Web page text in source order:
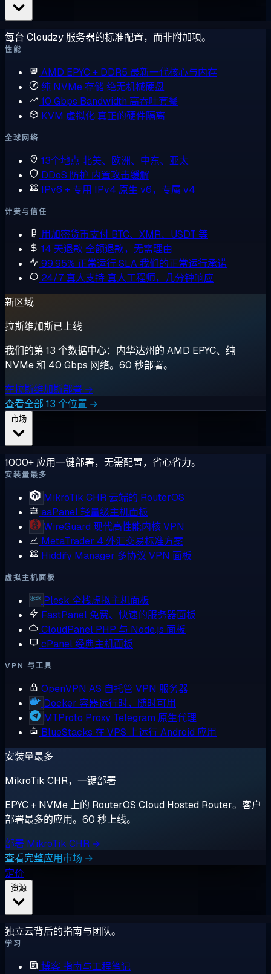
每台 Cloudzy 服务器的标准配置，而非附加项。
性能
AMD EPYC + DDR5 最新一代核心与内存
纯 NVMe 存储绝无机械硬盘
10 Gbps Bandwidth 高吞吐套餐
KVM 虚拟化 真正的硬件隔离
全球网络
13个地点 北美、欧洲、中东、亚太
DDoS 防护 内置攻击缓解
IPv6 + 专用 IPv4 原生 v6，专属 v4
计费与信任
用加密货币支付 BTC、XMR、USDT 等
14 天退款全额退款，无需理由
99.95% 正常运行 SLA我们的正常运行承诺
24/7 真人支持 真人工程师，几分钟响应
新区域
拉斯维加斯已上线
我们的第 13 个数据中心：内华达州的 AMD EPYC、纯
NVMe 和 40 Gbps 网络。60 秒部署。
在拉斯维加斯部署 →
查看全部 13 个位置 →
1000+ 应用一键部署，无需配置，省心省力。
安装量最多
MikroTik CHR 云端的 RouterOS
aaPanel轻量级主机面板
WireGuard 现代高性能内核 VPN
MetaTrader 4 外汇交易标准方案
Hiddify Manager 多协议 VPN 面板
虚拟主机面板
Plesk 全栈虚拟主机面板
FastPanel 免费、快速的服务器面板
CloudPanel PHP 与 Node.js 面板
cPanel经典主机面板
VPN 与工具
OpenVPN AS 自托管 VPN 服务器
Docker 容器运行时，随时可用
MTProto Proxy Telegram 原生代理
BlueStacks 在 VPS 上运行 Android 应用
安装量最多
MikroTik CHR，一键部署
EPYC + NVMe 上的 RouterOS Cloud Hosted Router。客户
部署最多的应用。60 秒上线。
部署 MikroTik CHR →
查看完整应用市场 →
定价
独立云背后的指南与团队。
学习
博客指南与工程笔记